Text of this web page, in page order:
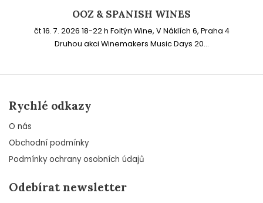
OOZ & SPANISH WINES
čt 16. 7. 2026 18-22 h Foltýn Wine, V Náklích 6, Praha 4
Druhou akci Winemakers Music Days 20...
Rychlé odkazy
O nás
Obchodní podmínky
Podmínky ochrany osobních údajů
Odebírat newsletter